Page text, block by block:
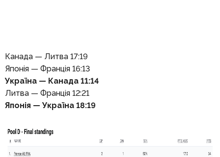
Канада — Литва 17:19
Японія — Франція 16:13
Україна — Канада 11:14
Литва — Франція 12:21
Японія — Україна 18:19